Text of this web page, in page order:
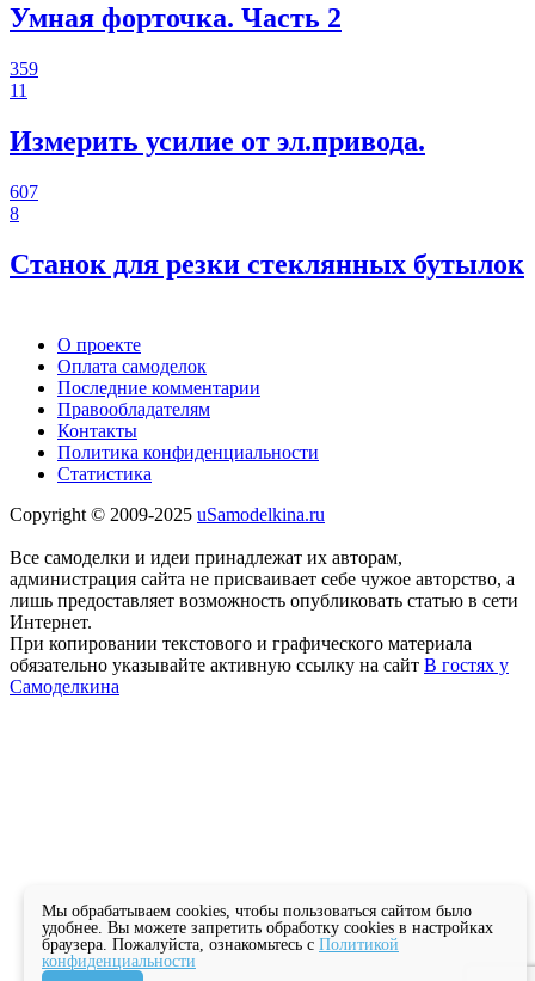
Умная форточка. Часть 2
359
11
Измерить усилие от эл.привода.
607
8
Станок для резки стеклянных бутылок
О проекте
Оплата самоделок
Последние комментарии
Правообладателям
Контакты
Политика конфиденциальности
Статистика
Copyright © 2009-2025 uSamodelkina.ru
Все самоделки и идеи принадлежат их авторам,
администрация сайта не присваивает себе чужое авторство, а
лишь предоставляет возможность опубликовать статью в сети
Интернет.
При копировании текстового и графического материала
обязательно указывайте активную ссылку на сайт В гостях у
Самоделкина
Мы обрабатываем cookies, чтобы пользоваться сайтом было
удобнее. Вы можете запретить обработку cookies в настройках
браузера. Пожалуйста, ознакомьтесь с Политикой
конфиденциальности